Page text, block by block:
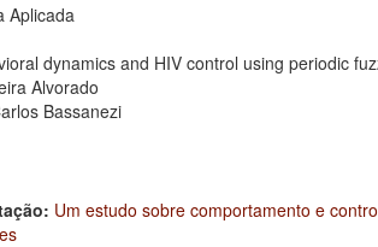
Aplicada
dynamics and HIV control using periodic
Alvorado
Bassanezi
Um estudo sobre comportamento e